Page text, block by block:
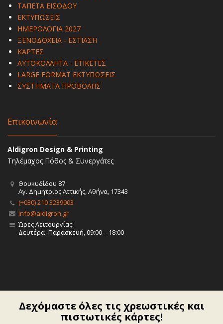
ΤΑΠΕΤΑ ΕΙΣΟΔΟΥ
ΕΚΤΥΠΩΣΕΙΣ
ΗΜΕΡΟΛΟΓΙΑ 2027
ΞΕΝΟΔΟΧΕΙΑ - ΕΣΤΙΑΣΗ
ΚΑΡΤΕΣ
ΑΥΤΟΚΟΛΛΗΤΑ - ΕΤΙΚΕΤΕΣ
LARGE FORMAT ΕΚΤΥΠΩΣΕΙΣ
ΣΥΣΤΗΜΑΤΑ ΠΡΟΒΟΛΗΣ
Επικοινωνία
Aldigron Design & Printing
Τηλέμαχος Πόθος & Συνεργάτες
Θουκυδίδου 87
Αγ. Δημητριος Αττικής, Αθήνα, 17343
(+030) 210 3239003
info@aldigron.gr
Ώρες Λειτουργίας:
Δευτέρα–Παρασκευή, 09:00 – 18:00
Δεχόμαστε όλες τις χρεωστικές και
πιστωτικές κάρτες!